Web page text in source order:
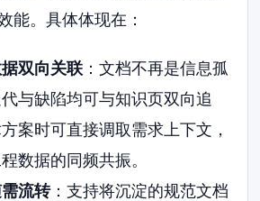
能。具体体现在：
双向关联：文档不再是信息孤
与缺陷均可与知识页双向追
案时可直接调取需求上下文，
数据的同频共振。
流转：支持将沉淀的规范文档